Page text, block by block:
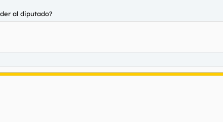
al diputado?